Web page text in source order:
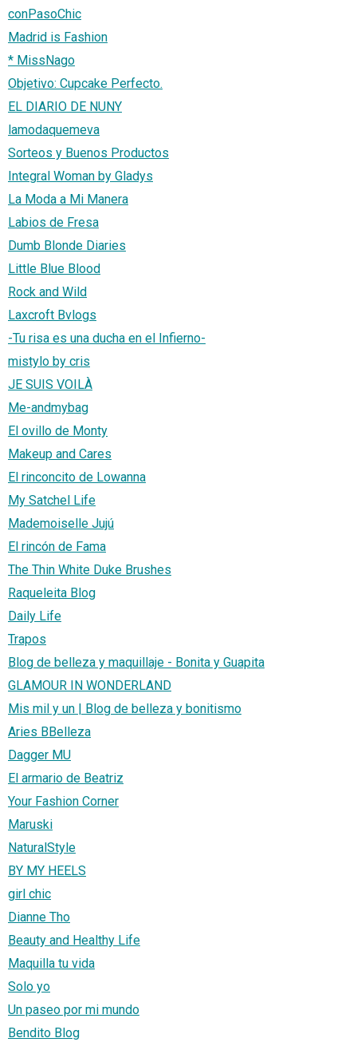
conPasoChic
Madrid is Fashion
* MissNago
Objetivo: Cupcake Perfecto.
EL DIARIO DE NUNY
lamodaquemeva
Sorteos y Buenos Productos
Integral Woman by Gladys
La Moda a Mi Manera
Labios de Fresa
Dumb Blonde Diaries
Little Blue Blood
Rock and Wild
Laxcroft Bvlogs
-Tu risa es una ducha en el Infierno-
mistylo by cris
JE SUIS VOILÀ
Me-andmybag
El ovillo de Monty
Makeup and Cares
El rinconcito de Lowanna
My Satchel Life
Mademoiselle Jujú
El rincón de Fama
The Thin White Duke Brushes
Raqueleita Blog
Daily Life
Trapos
Blog de belleza y maquillaje - Bonita y Guapita
GLAMOUR IN WONDERLAND
Mis mil y un | Blog de belleza y bonitismo
Aries BBelleza
Dagger MU
El armario de Beatriz
Your Fashion Corner
Maruski
NaturalStyle
BY MY HEELS
girl chic
Dianne Tho
Beauty and Healthy Life
Maquilla tu vida
Solo yo
Un paseo por mi mundo
Bendito Blog